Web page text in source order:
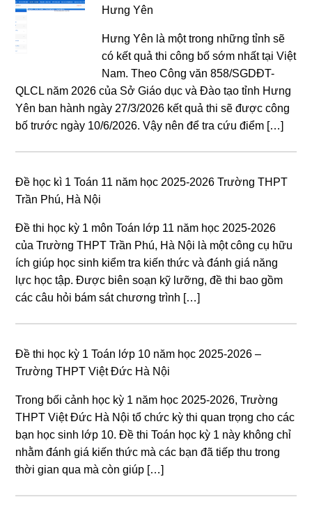
Hưng Yên
Hưng Yên là một trong những tỉnh sẽ
có kết quả thi công bố sớm nhất tại Việt
Nam. Theo Công văn 858/SGDĐT-
QLCL năm 2026 của Sở Giáo dục và Đào tạo tỉnh Hưng
Yên ban hành ngày 27/3/2026 kết quả thi sẽ được công
bố trước ngày 10/6/2026. Vậy nên để tra cứu điểm […]
Đề học kì 1 Toán 11 năm học 2025-2026 Trường THPT
Trần Phú, Hà Nội
Đề thi học kỳ 1 môn Toán lớp 11 năm học 2025-2026
của Trường THPT Trần Phú, Hà Nội là một công cụ hữu
ích giúp học sinh kiểm tra kiến thức và đánh giá năng
lực học tập. Được biên soạn kỹ lưỡng, đề thi bao gồm
các câu hỏi bám sát chương trình […]
Đề thi học kỳ 1 Toán lớp 10 năm học 2025-2026 –
Trường THPT Việt Đức Hà Nội
Trong bối cảnh học kỳ 1 năm học 2025-2026, Trường
THPT Việt Đức Hà Nội tổ chức kỳ thi quan trọng cho các
bạn học sinh lớp 10. Đề thi Toán học kỳ 1 này không chỉ
nhằm đánh giá kiến thức mà các bạn đã tiếp thu trong
thời gian qua mà còn giúp […]